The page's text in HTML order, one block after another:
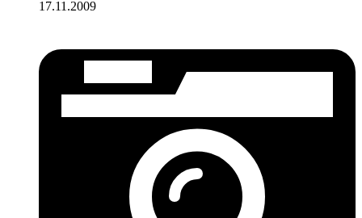
17.11.2009